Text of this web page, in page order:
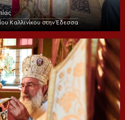
Καλλινίκου στην Έδεσσα